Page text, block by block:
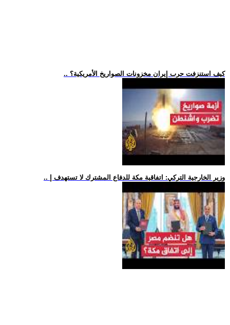
.. كيف استنزفت حرب إيران مخزونات الصواريخ الأمريكية؟
.. وزير الخارجية التركي: اتفاقية مكة للدفاع المشترك لا تستهدف إ